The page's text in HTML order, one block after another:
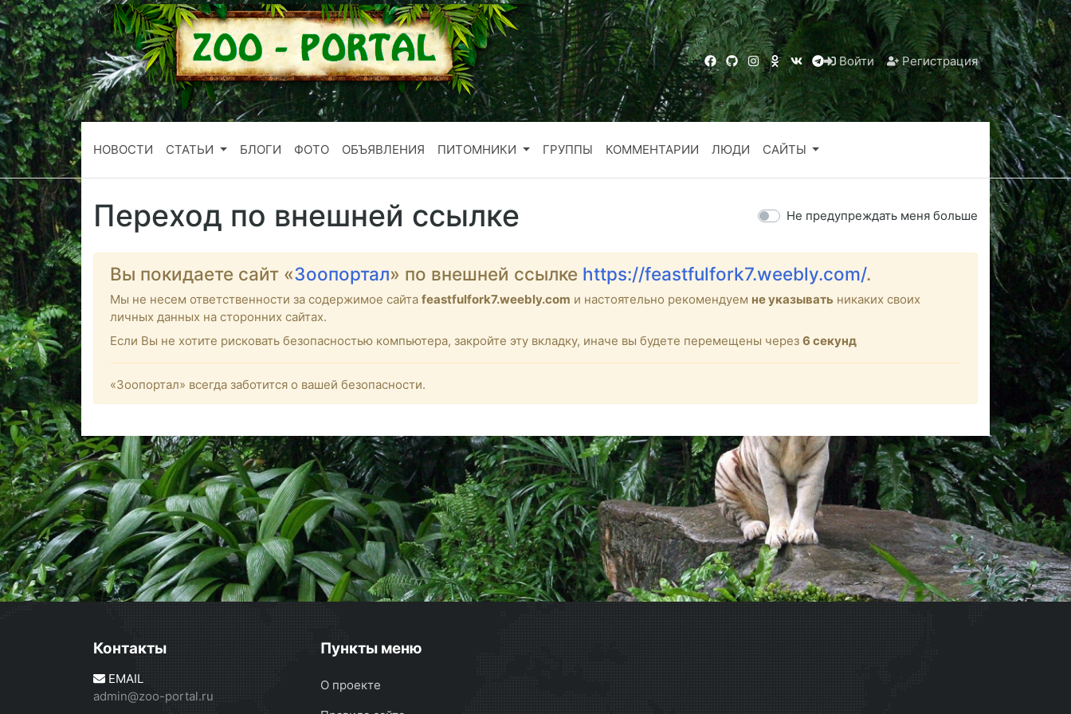
Войти Регистрация
НОВОСТИ СТАТЬИ БЛОГИ ФОТО ОБЪЯВЛЕНИЯ ПИТОМНИКИ ГРУППЫ КОММЕНТАРИИ ЛЮДИ САЙТЫ
Переход по внешней ссылке Не предупреждать меня больше
Вы покидаете сайт «Зоопортал» по внешней ссылке https://feastfulfork7.weebly.com/.
Мы не несем ответственности за содержимое сайта feastfulfork7.weebly.com и настоятельно рекомендуем не указывать никаких своих
личных данных на сторонних сайтах.
Если Вы не хотите рисковать безопасностью компьютера, закройте эту вкладку, иначе вы будете перемещены через 6 секунд
«Зоопортал» всегда заботится о вашей безопасности.
Контакты
EMAIL
admin@zoo-portal.ru
Пункты меню
О проекте